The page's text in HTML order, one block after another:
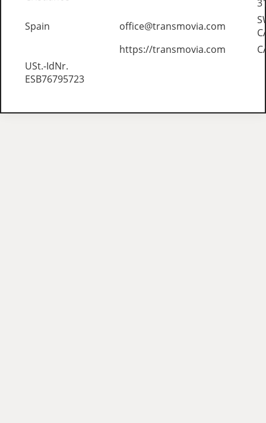
Spain
office@transmovia.com
https://transmovia.com
USt.-IdNr.
ESB76795723